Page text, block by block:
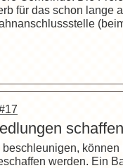
für das schon lange
schaffen
werden. Ein